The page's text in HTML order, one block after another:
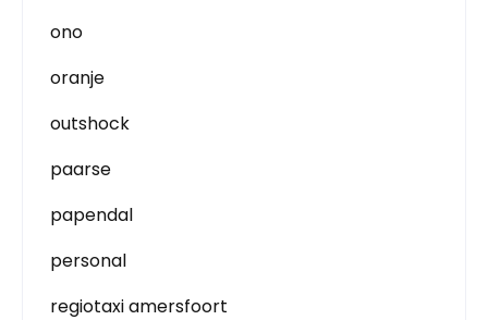
ono
oranje
outshock
paarse
papendal
personal
regiotaxi amersfoort